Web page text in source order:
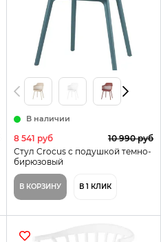
В наличии
8 541 руб
10 990 руб
Стул Crocus с подушкой темно-
бирюзовый
В КОРЗИНУ В 1 КЛИК